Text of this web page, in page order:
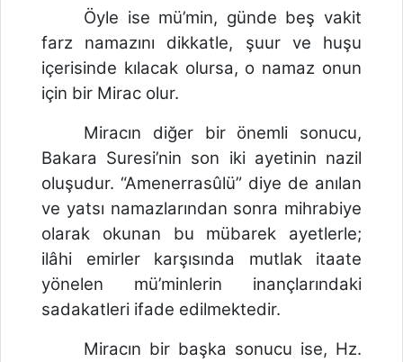
Öyle ise mü’min, günde beş vakit
farz namazını dikkatle, şuur ve huşu
içerisinde kılacak olursa, o namaz onun
için bir Mirac olur.
Miracın diğer bir önemli sonucu,
Bakara Suresi’nin son iki ayetinin nazil
oluşudur. “Amenerrasûlü” diye de anılan
ve yatsı namazlarından sonra mihrabiye
olarak okunan bu mübarek ayetlerle;
ilâhi emirler karşısında mutlak itaate
yönelen mü’minlerin inançlarındaki
sadakatleri ifade edilmektedir.
Miracın bir başka sonucu ise, Hz.